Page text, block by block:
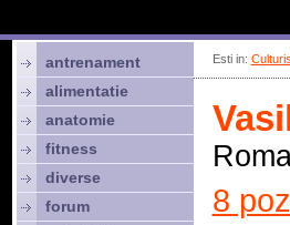
Esti in:
8
antrenament
alimentatie
anatomie
fitness
diverse
forum